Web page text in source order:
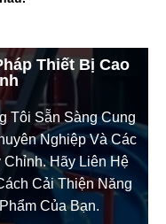
Thiết Bị Cao
Tôi Sẵn Sàng Cung
Nghiệp Và Các
Hãy Liên Hệ
Cải Thiện Năng
Của Bạn.